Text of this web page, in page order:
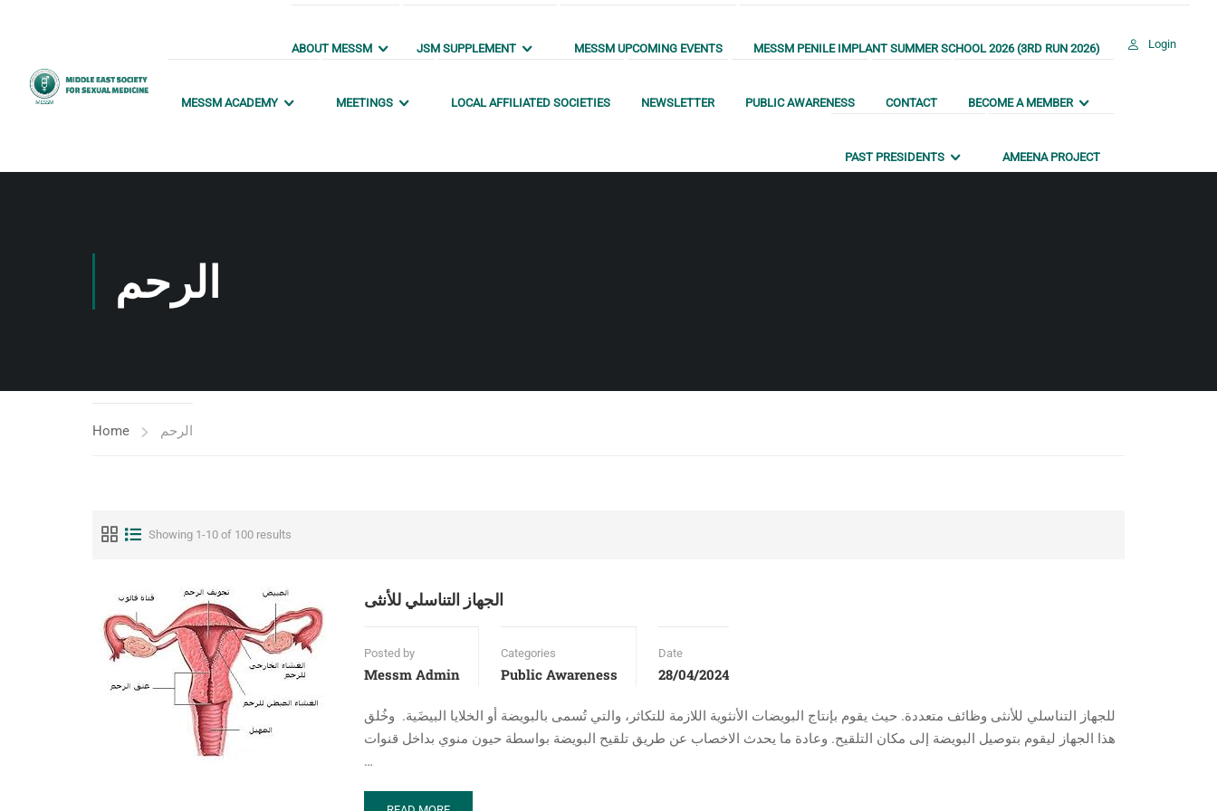
ABOUT MESSM JSM SUPPLEMENT MESSM UPCOMING EVENTS MESSM PENILE IMPLANT SUMMER SCHOOL 2026 (3RD RUN 2026)
MESSM ACADEMY MEETINGS LOCAL AFFILIATED SOCIETIES NEWSLETTER PUBLIC AWARENESS CONTACT BECOME A MEMBER
PAST PRESIDENTS AMEENA PROJECT
Login
الرحم
Home الرحم
Showing 1-10 of 100 results
الجهاز التناسلي للأنثى
Posted by
Messm Admin
Categories
Public Awareness
Date
28/04/2024
للجهاز التناسلي للأنثى وظائف متعددة. حيث يقوم بإنتاج البويضات الأنثوية اللازمة للتكاثر، والتي تُسمى بالبويضة أو الخلايا البيضَية. وخُلق
هذا الجهاز ليقوم بتوصيل البويضة إلى مكان التلقيح. وعادة ما يحدث الاخصاب عن طريق تلقيح البويضة بواسطة حيون منوي بداخل قنوات
…